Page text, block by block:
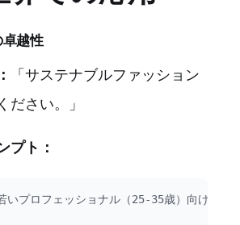
卓越性
「サステナブルファッション
ださい。」
プト：
いプロフェッショナル（25-35歳）向けのサ